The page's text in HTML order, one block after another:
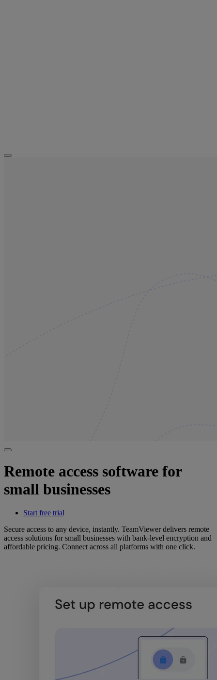
Remote access software for
small businesses
Start free trial
Secure access to any device, instantly. TeamViewer delivers remote
access solutions for small businesses with bank-level encryption and
affordable pricing. Connect across all platforms with one click.